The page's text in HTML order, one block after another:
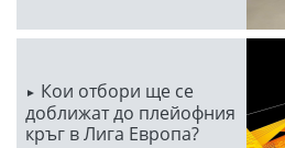
Кои отбори ще се
доближат до плейофния
кръг в Лига Европа?